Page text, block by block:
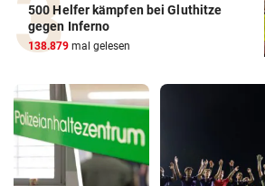
500 Helfer kämpfen bei Gluthitze
gegen Inferno
138.879 mal gelesen